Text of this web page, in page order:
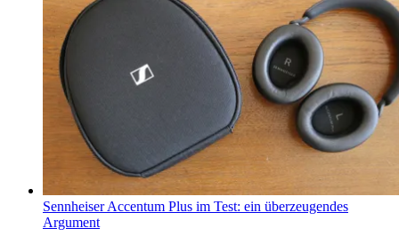
Sennheiser Accentum Plus im Test: ein überzeugendes
Argument